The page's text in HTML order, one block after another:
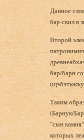
Данное
бар-скил в
Второй
бар/барн
Таким
(Барнук/
"сын
которых